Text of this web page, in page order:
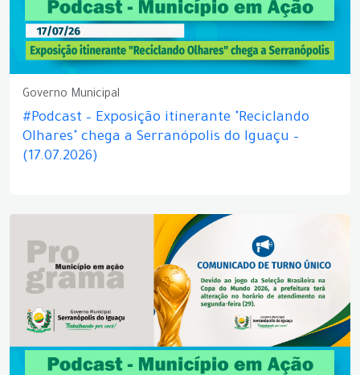
Governo Municipal
#Podcast – Exposição itinerante "Reciclando
Olhares" chega a Serranópolis do Iguaçu –
(17.07.2026)